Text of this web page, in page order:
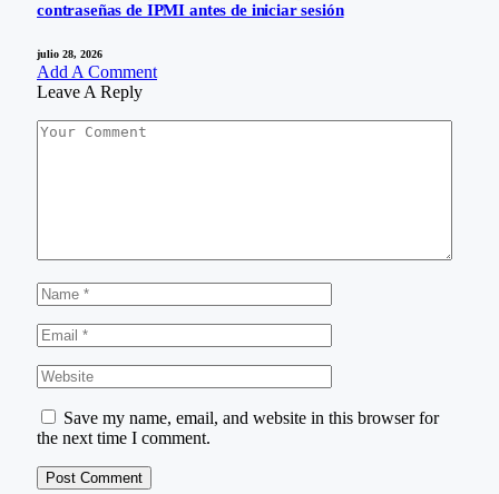
contraseñas de IPMI antes de iniciar sesión
julio 28, 2026
Add A Comment
Leave A Reply
Save my name, email, and website in this browser for
the next time I comment.